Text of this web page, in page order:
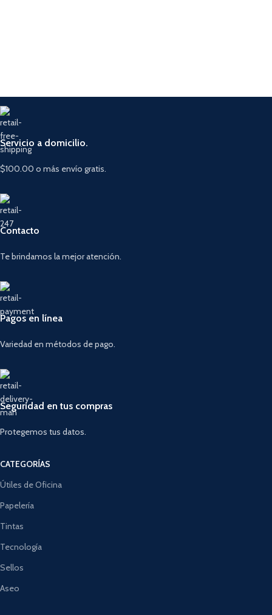
Servicio a domicilio.
$100.00 o más envío gratis.
Contacto
Te brindamos la mejor atención.
Pagos en línea
Variedad en métodos de pago.
Seguridad en tus compras
Protegemos tus datos.
CATEGORÍAS
Útiles de Oficina
Papelería
Tintas
Tecnología
Sellos
Aseo